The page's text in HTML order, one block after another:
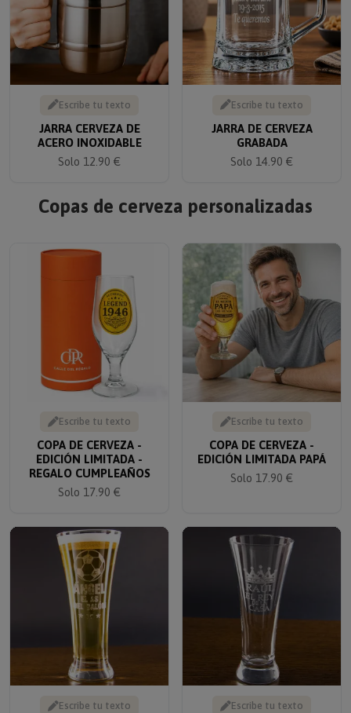
Escribe tu texto
JARRA CERVEZA DE
ACERO INOXIDABLE
Solo 12.90 €
Escribe tu texto
JARRA DE CERVEZA
GRABADA
Solo 14.90 €
Copas de cerveza personalizadas
Escribe tu texto
COPA DE CERVEZA -
EDICIÓN LIMITADA -
REGALO CUMPLEAÑOS
Solo 17.90 €
Escribe tu texto
COPA DE CERVEZA -
EDICIÓN LIMITADA PAPÁ
Solo 17.90 €
Escribe tu texto Escribe tu texto